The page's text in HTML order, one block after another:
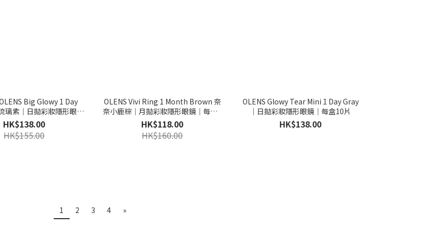
Big Glowy 1 Day
璃紫｜日拋彩妝隱形眼鏡
｜每盒10片
HK$138.00
HK$155.00
OLENS Vivi Ring 1 Month Brown 奈
奈小鹿棕｜月拋彩妝隱形眼鏡｜每盒2
片
HK$118.00
HK$160.00
OLENS Glowy Tear Mini 1 Day Gray
｜日拋彩妝隱形眼鏡｜每盒10片
HK$138.00
1 2 3 4 »